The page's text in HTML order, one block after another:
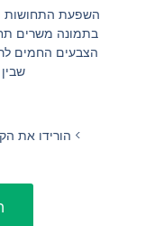
סמן קישורים
השפעת התחושות
בתמונה משרים
הצבעים החמים
> הורידו את